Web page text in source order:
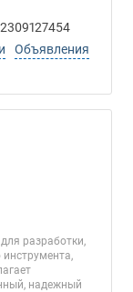
Объявления
разработки,
инструмента,
надежный